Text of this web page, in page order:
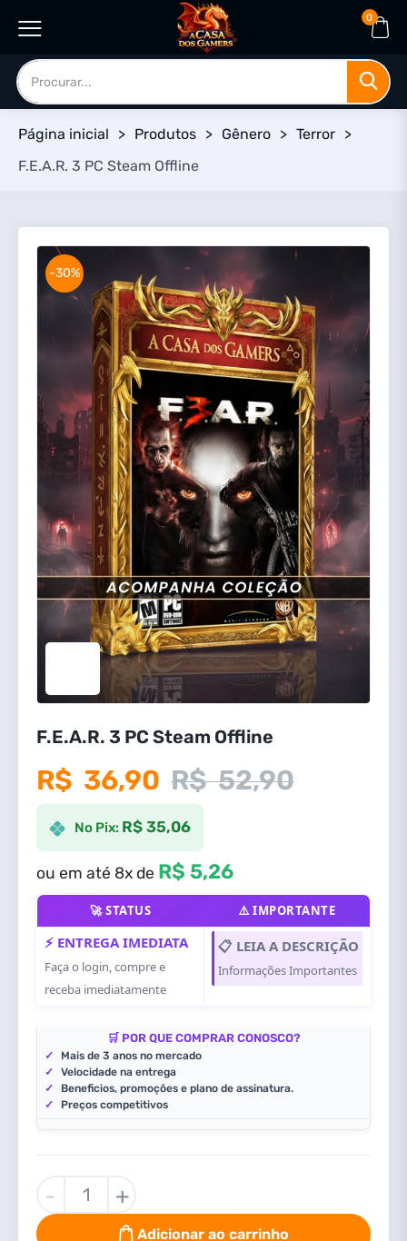
0
Página inicial > Produtos > Gênero > Terror >
F.E.A.R. 3 PC Steam Offline
-30%
F.E.A.R. 3 PC Steam Offline
R$52,90
R$ 36,90
No Pix: R$ 35,06
ou em até 8x de R$ 5,26
🚀 STATUS ⚠️ IMPORTANTE
⚡ ENTREGA IMEDIATA
Faça o login, compre e
receba imediatamente
📋 LEIA A DESCRIÇÃO
Informações Importantes
🛒 POR QUE COMPRAR CONOSCO?
✓
Mais de 3 anos no mercado
✓
Velocidade na entrega
✓
Beneficios, promoções e plano de assinatura.
✓
Preços competitivos
-
F.E.A.R.
+
Adicionar ao carrinho